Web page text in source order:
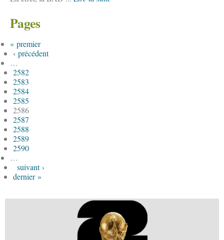
Pages
« premier
‹ précédent
…
2582
2583
2584
2585
2586
2587
2588
2589
2590
…
suivant ›
dernier »